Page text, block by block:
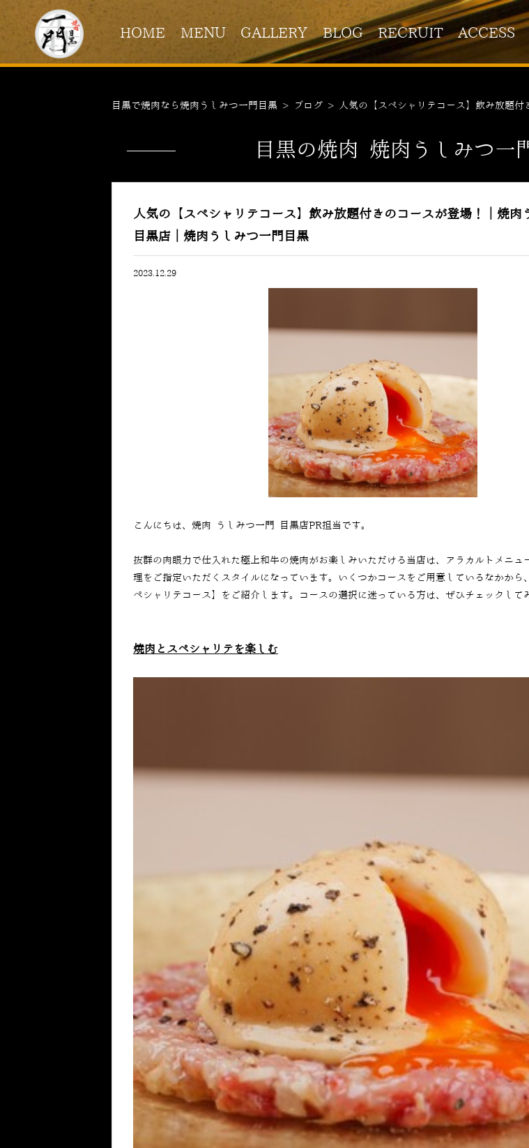
HOME MENU GALLERY BLOG RECRUIT ACCESS
目黒で焼肉なら焼肉うしみつ一門目黒 > ブログ > 人気の【スペシャリテコース】飲み放題
目黒の焼肉 焼肉うしみつ一
人気の【スペシャリテコース】飲み放題付きのコースが登場！｜焼
目黒店｜焼肉うしみつ一門目黒
2023.12.29
こんにちは、焼肉 うしみつ一門 目黒店PR担当です。
抜群の肉眼力で仕入れた極上和牛の焼肉がお楽しみいただける当店は、アラカルトメニュ
理をご指定いただくスタイルになっています。いくつかコースをご用意しているなかから
ペシャリテコース】をご紹介します。コースの選択に迷っている方は、ぜひチェックして
焼肉とスペシャリテを楽しむ